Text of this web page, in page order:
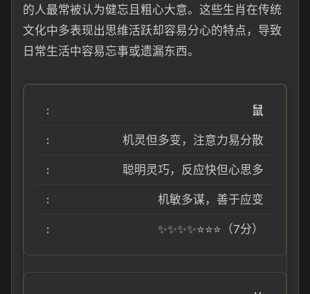
的人最常被认为健忘且粗心大意。这些生肖在传统
文化中多表现出思维活跃却容易分心的特点，导致
日常生活中容易忘事或遗漏东西。
鼠
机灵但多变，注意力易分散
聪明灵巧，反应快但心思多
机敏多谋，善于应变
✨✨✨✨⭐⭐⭐（7分）